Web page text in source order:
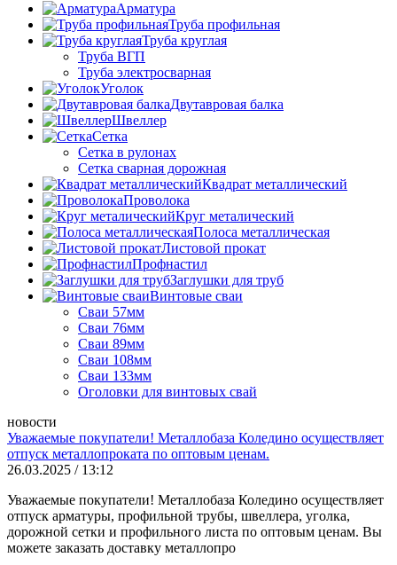
Арматура
Труба профильная
Труба круглая
Труба ВГП
Труба электросварная
Уголок
Двутавровая балка
Швеллер
Cетка
Сетка в рулонах
Сетка сварная дорожная
Квадрат металлический
Проволока
Круг металический
Полоса металлическая
Листовой прокат
Профнастил
Заглушки для труб
Винтовые сваи
Сваи 57мм
Сваи 76мм
Сваи 89мм
Сваи 108мм
Сваи 133мм
Оголовки для винтовых свай
новости
Уважаемые покупатели! Металлобаза Коледино осуществляет
отпуск металлопроката по оптовым ценам.
26.03.2025 / 13:12
Уважаемые покупатели! Металлобаза Коледино осуществляет
отпуск арматуры, профильной трубы, швеллера, уголка,
дорожной сетки и профильного листа по оптовым ценам. Вы
можете заказать доставку металлопро